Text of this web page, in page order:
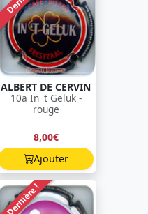
ALBERT DE CERVIN
10a In 't Geluk -
rouge
8,00€
Ajouter
Dernière !